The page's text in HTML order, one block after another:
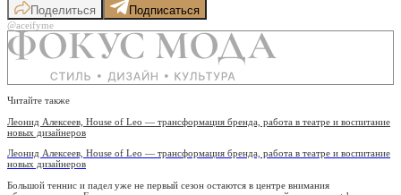
Поделиться Подписаться
@aceifyme
Читайте также
Леонид Алексеев, House of Leo — трансформация бренда, работа в театре и воспитание
новых дизайнеров
Леонид Алексеев, House of Leo — трансформация бренда, работа в театре и воспитание
новых дизайнеров
Большой теннис и падел уже не первый сезон остаются в центре внимания